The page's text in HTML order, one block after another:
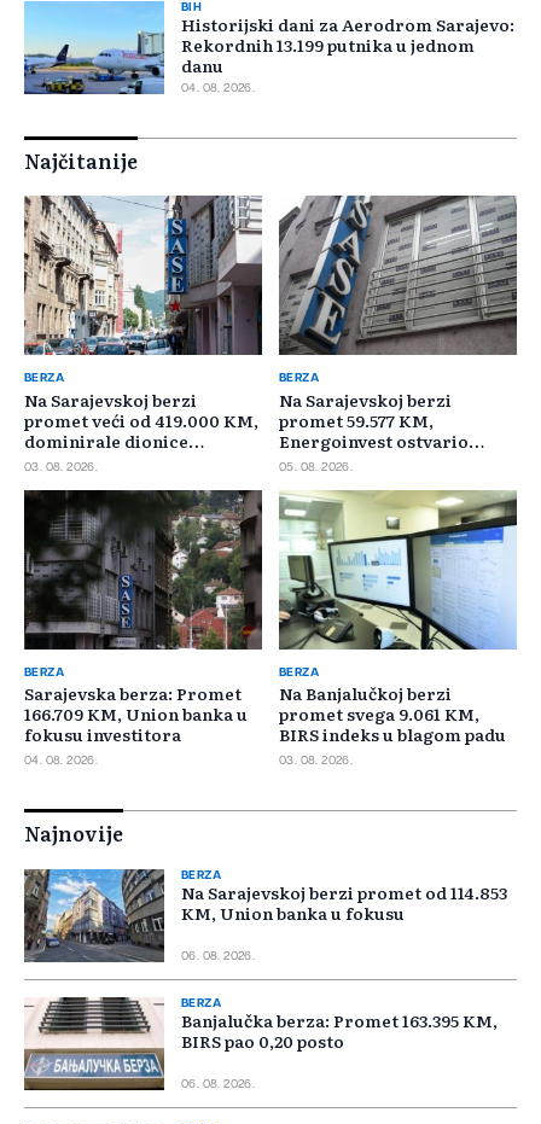
BIH
Historijski dani za Aerodrom Sarajevo:
Rekordnih 13.199 putnika u jednom
danu
04. 08. 2026.
Najčitanije
BERZA
Na Sarajevskoj berzi
promet veći od 419.000 KM,
dominirale dionice
Privredne banke Sarajevo
03. 08. 2026.
BERZA
Na Sarajevskoj berzi
promet 59.577 KM,
Energoinvest ostvario
najveći promet
05. 08. 2026.
BERZA
Sarajevska berza: Promet
166.709 KM, Union banka u
fokusu investitora
04. 08. 2026.
BERZA
Na Banjalučkoj berzi
promet svega 9.061 KM,
BIRS indeks u blagom padu
03. 08. 2026.
Najnovije
BERZA
Na Sarajevskoj berzi promet od 114.853
KM, Union banka u fokusu
06. 08. 2026.
BERZA
Banjalučka berza: Promet 163.395 KM,
BIRS pao 0,20 posto
06. 08. 2026.